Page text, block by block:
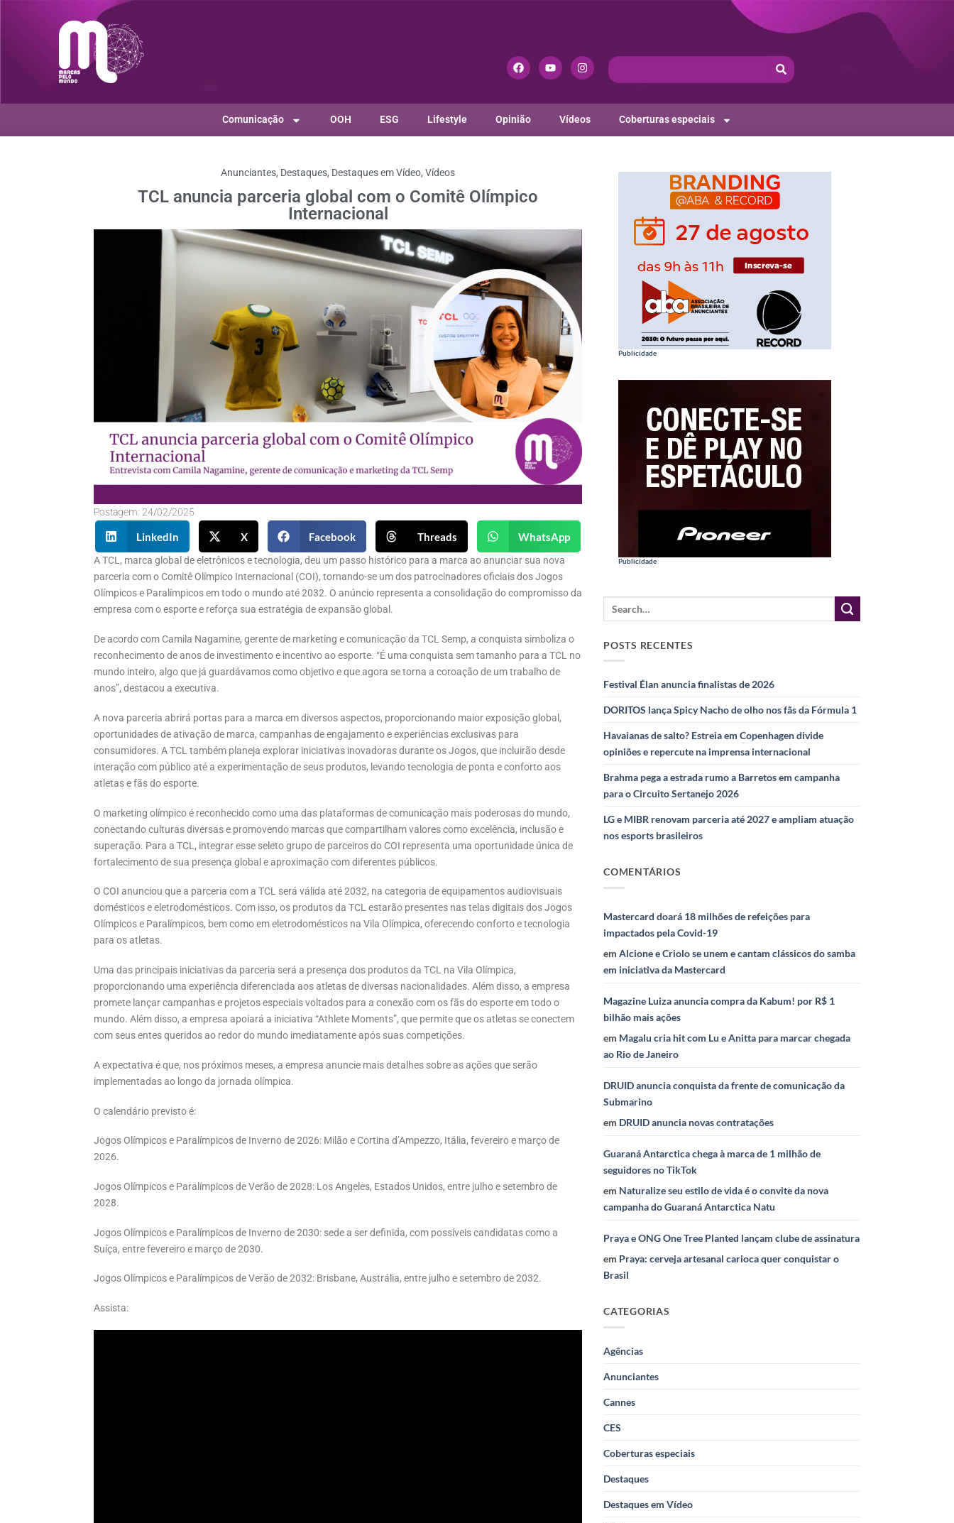
Comunicação OOH ESG Lifestyle Opinião Vídeos Coberturas especiais
Anunciantes, Destaques, Destaques em Vídeo,Vídeos
TCL anuncia parceria global com o Comitê Olímpico
Internacional
Postagem: 24/02/2025
LinkedIn X Facebook Threads WhatsApp
A TCL, marca global de eletrônicos e tecnologia, deu um passo histórico para a marca ao anunciar sua nova
parceria com o Comitê Olímpico Internacional (COI), tornando-se um dos patrocinadores oficiais dos Jogos
Olímpicos e Paralímpicos em todo o mundo até 2032. O anúncio representa a consolidação do compromisso da
empresa com o esporte e reforça sua estratégia de expansão global.
De acordo com Camila Nagamine, gerente de marketing e comunicação da TCL Semp, a conquista simboliza o
reconhecimento de anos de investimento e incentivo ao esporte. “É uma conquista sem tamanho para a TCL no
mundo inteiro, algo que já guardávamos como objetivo e que agora se torna a coroação de um trabalho de
anos”, destacou a executiva.
A nova parceria abrirá portas para a marca em diversos aspectos, proporcionando maior exposição global,
oportunidades de ativação de marca, campanhas de engajamento e experiências exclusivas para
consumidores. A TCL também planeja explorar iniciativas inovadoras durante os Jogos, que incluirão desde
interação com público até a experimentação de seus produtos, levando tecnologia de ponta e conforto aos
atletas e fãs do esporte.
O marketing olímpico é reconhecido como uma das plataformas de comunicação mais poderosas do mundo,
conectando culturas diversas e promovendo marcas que compartilham valores como excelência, inclusão e
superação. Para a TCL, integrar esse seleto grupo de parceiros do COI representa uma oportunidade única de
fortalecimento de sua presença global e aproximação com diferentes públicos.
O COI anunciou que a parceria com a TCL será válida até 2032, na categoria de equipamentos audiovisuais
domésticos e eletrodomésticos. Com isso, os produtos da TCL estarão presentes nas telas digitais dos Jogos
Olímpicos e Paralímpicos, bem como em eletrodomésticos na Vila Olímpica, oferecendo conforto e tecnologia
para os atletas.
Uma das principais iniciativas da parceria será a presença dos produtos da TCL na Vila Olímpica,
proporcionando uma experiência diferenciada aos atletas de diversas nacionalidades. Além disso, a empresa
promete lançar campanhas e projetos especiais voltados para a conexão com os fãs do esporte em todo o
mundo. Além disso, a empresa apoiará a iniciativa “Athlete Moments”, que permite que os atletas se conectem
com seus entes queridos ao redor do mundo imediatamente após suas competições.
A expectativa é que, nos próximos meses, a empresa anuncie mais detalhes sobre as ações que serão
implementadas ao longo da jornada olímpica.
O calendário previsto é:
Jogos Olímpicos e Paralímpicos de Inverno de 2026: Milão e Cortina d’Ampezzo, Itália, fevereiro e março de
2026.
Jogos Olímpicos e Paralímpicos de Verão de 2028: Los Angeles, Estados Unidos, entre julho e setembro de
2028.
Jogos Olímpicos e Paralímpicos de Inverno de 2030: sede a ser definida, com possíveis candidatas como a
Suíça, entre fevereiro e março de 2030.
Jogos Olímpicos e Paralímpicos de Verão de 2032: Brisbane, Austrália, entre julho e setembro de 2032.
Assista:
Publicidade
Publicidade
POSTS RECENTES
Festival Élan anuncia finalistas de 2026
DORITOS lança Spicy Nacho de olho nos fãs da Fórmula 1
Havaianas de salto? Estreia em Copenhagen divide
opiniões e repercute na imprensa internacional
Brahma pega a estrada rumo a Barretos em campanha
para o Circuito Sertanejo 2026
LG e MIBR renovam parceria até 2027 e ampliam atuação
nos esports brasileiros
COMENTÁRIOS
Mastercard doará 18 milhões de refeições para
impactados pela Covid-19
emAlcione e Criolo se unem e cantam clássicos do samba
em iniciativa da Mastercard
Magazine Luiza anuncia compra da Kabum! por R$ 1
bilhão mais ações
em Magalu cria hit com Lu e Anitta para marcar chegada
ao Rio de Janeiro
DRUID anuncia conquista da frente de comunicação da
Submarino
em DRUID anuncia novas contratações
Guaraná Antarctica chega à marca de 1 milhão de
seguidores no TikTok
em Naturalize seu estilo de vida é o convite da nova
campanha do Guaraná Antarctica Natu
Praya e ONG One Tree Planted lançam clube de assinatura
em Praya: cerveja artesanal carioca quer conquistar o
Brasil
CATEGORIAS
Agências
Anunciantes
Cannes
CES
Coberturas especiais
Destaques
Destaques em Vídeo